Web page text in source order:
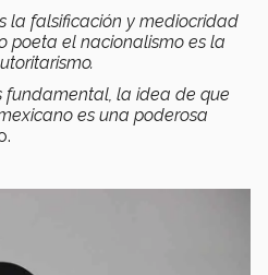
la falsificación y mediocridad
poeta el nacionalismo es la
fundamental, la idea de que
es una poderosa